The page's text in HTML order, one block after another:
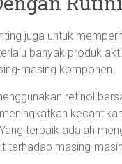
juga untuk
banyak produk
masing komponen.
retinol
terbaik adalah
terhadap masing-